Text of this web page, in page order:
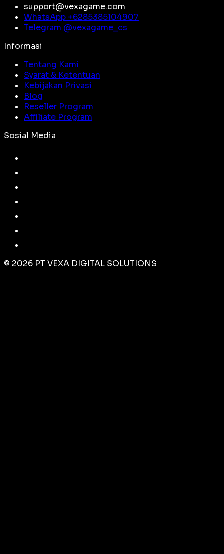
support@vexagame.com
WhatsApp +6285385104907
Telegram @vexagame_cs
Informasi
Tentang Kami
Syarat & Ketentuan
Kebijakan Privasi
Blog
Reseller Program
Affiliate Program
Sosial Media
© 2026 PT VEXA DIGITAL SOLUTIONS